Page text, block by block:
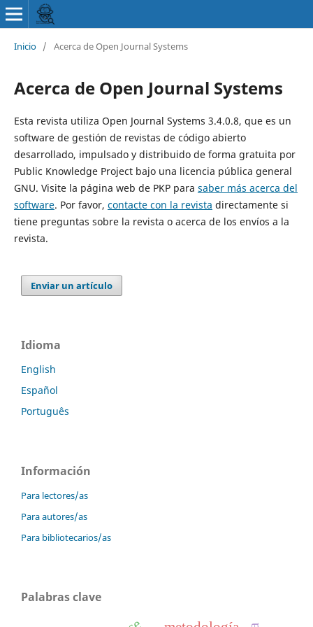
Inicio / Acerca de Open Journal Systems
Acerca de Open Journal Systems
Esta revista utiliza Open Journal Systems 3.4.0.8, que es un
software de gestión de revistas de código abierto
desarrollado, impulsado y distribuido de forma gratuita por
Public Knowledge Project bajo una licencia pública general
GNU. Visite la página web de PKP para saber más acerca del
software. Por favor, contacte con la revista directamente si
tiene preguntas sobre la revista o acerca de los envíos a la
revista.
Enviar un artículo
Idioma
English
Español
Português
Información
Para lectores/as
Para autores/as
Para bibliotecarios/as
Palabras clave